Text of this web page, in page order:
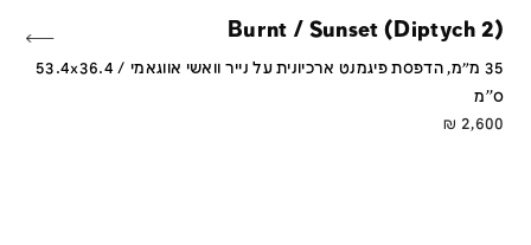
Burnt / Sunset (Diptych 2)
35 מ״מ, הדפסת פיגמנט ארכיונית על נייר וואשי אווגאמי / 53.4x36.4
ס''מ
2,600
₪